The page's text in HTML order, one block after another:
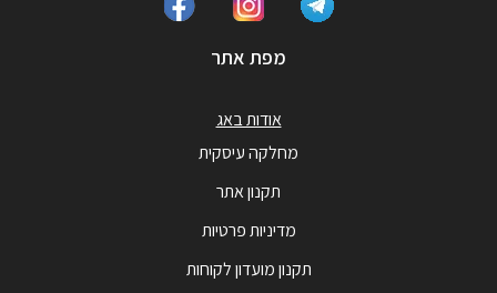
מפת אתר
אודות באג
מחלקה עיסקית
תקנון אתר
מדיניות פרטיות
תקנון מועדון לקוחות